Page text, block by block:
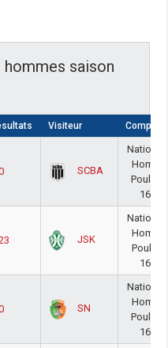
saison
Visiteur
SCBA
Poule
16/17
JSK
Poule
16/17
SN
Poule
16/17